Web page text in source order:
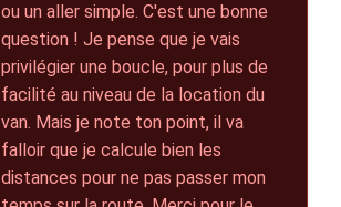
ou un aller simple. C'est une bonne
question ! Je pense que je vais
privilégier une boucle, pour plus de
facilité au niveau de la location du
van. Mais je note ton point, il va
falloir que je calcule bien les
distances pour ne pas passer mon